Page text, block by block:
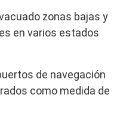
zonas bajas y
en varios estados
de navegación
como medida de